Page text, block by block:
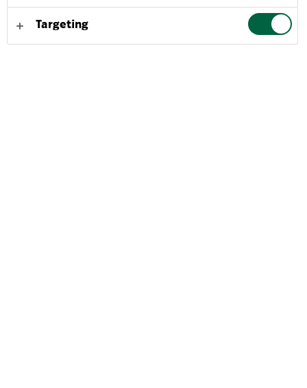
Pour apprécier au mieux notre café froid Starbucks
Frappuccino® Cookies & Cream, agitez-le délicatement
Targeting